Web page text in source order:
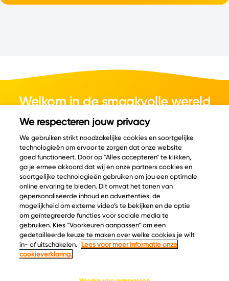
Welkom in de smaakvolle wereld
van kaas.
© Copyright 2026 Velder
Inspiratie
Kaascatalogus
Recepten
Kaasplankjes
Blog
Informatie
Over ons
Ontdek
Keurmerken
We respecteren jouw privacy
We gebruiken strikt noodzakelijke cookies en soortgelijke
technologieën om ervoor te zorgen dat onze website
goed functioneert. Door op "Alles accepteren" te klikken,
ga je ermee akkoord dat wij en onze partners cookies en
soortgelijke technologieën gebruiken om jou een optimale
online ervaring te bieden. Dit omvat het tonen van
gepersonaliseerde inhoud en advertenties, de
mogelijkheid om externe video’s te bekijken en de optie
om geïntegreerde functies voor sociale media te
gebruiken. Kies “Voorkeuren aanpassen” om een
gedetailleerde keuze te maken over welke cookies je wilt
in- of uitschakelen.
Lees voor meer informatie onze
cookieverklaring.